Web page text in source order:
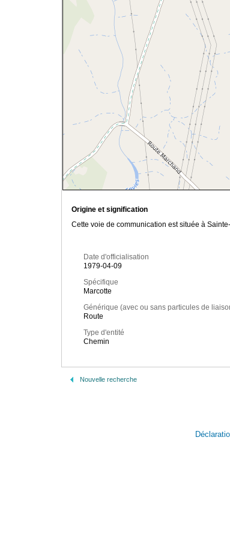
Origine et signification
Cette voie de communication est située à
Date d'officialisation
1979-04-09
Spécifique
Marcotte
Générique (avec ou sans particules de
Route
Type d'entité
Chemin
Nouvelle recherche